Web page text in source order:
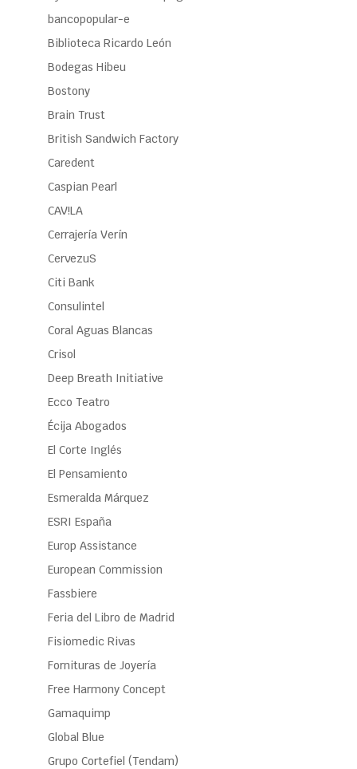
bancopopular-e
Biblioteca Ricardo León
Bodegas Hibeu
Bostony
Brain Trust
British Sandwich Factory
Caredent
Caspian Pearl
CAV!LA
Cerrajería Verín
CervezuS
Citi Bank
Consulintel
Coral Aguas Blancas
Crisol
Deep Breath Initiative
Ecco Teatro
Écija Abogados
El Corte Inglés
El Pensamiento
Esmeralda Márquez
ESRI España
Europ Assistance
European Commission
Fassbiere
Feria del Libro de Madrid
Fisiomedic Rivas
Fornituras de Joyería
Free Harmony Concept
Gamaquimp
Global Blue
Grupo Cortefiel (Tendam)